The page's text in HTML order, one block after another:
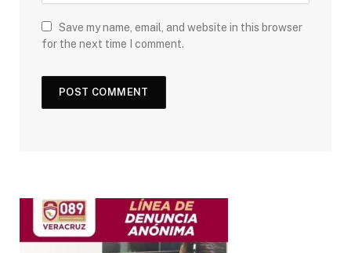
Save my name, email, and website in this browser
for the next time I comment.